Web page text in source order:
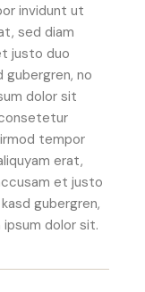
invidunt ut
sed diam
justo duo
no
dolor sit
tempor
erat,
et justo
gubergren,
dolor sit.